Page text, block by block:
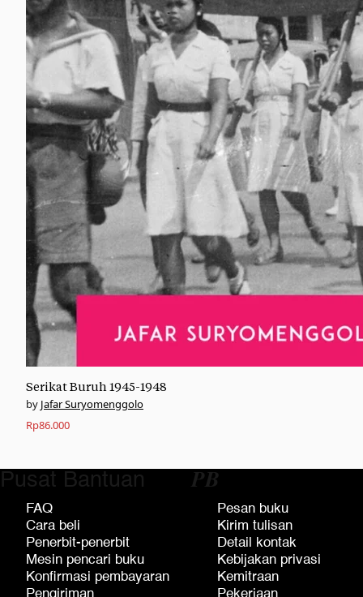
Serikat Buruh 1945-1948
Jafar Suryomenggolo
Rp86.000
Pusat Bantuan
FAQ
Cara beli
Penerbit-penerbit
Mesin pencari buku
Konfirmasi pembayaran
Pengiriman
𝑷𝑩
Pesan buku
Kirim tulisan
Detail kontak
Kebijakan privasi
Kemitraan
Pekerjaan